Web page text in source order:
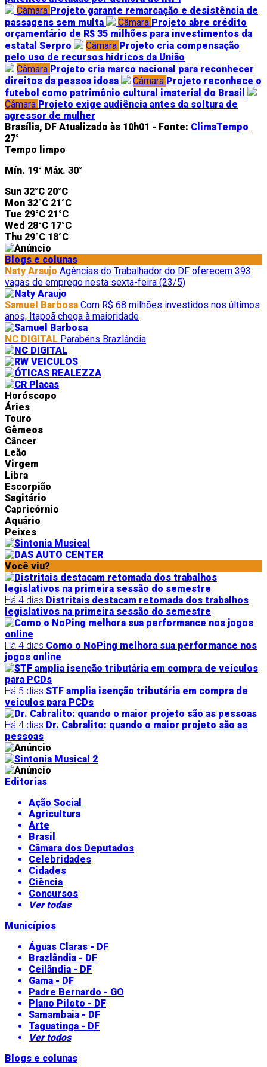
Câmara Projeto garante remarcação e desistência de
passagens sem multa
Câmara Projeto abre crédito
orçamentário de R$ 35 milhões para investimentos da
estatal Serpro
Câmara Projeto cria compensação
pelo uso de recursos hídricos da União
Câmara Projeto cria marco nacional para reconhecer
direitos da pessoa idosa
Câmara Projeto reconhece o
futebol como patrimônio cultural imaterial do Brasil
Câmara Projeto exige audiência antes da soltura de
agressor de mulher
Brasília, DF Atualizado às 10h01 - Fonte: ClimaTempo
27°
Tempo limpo
Mín. 19° Máx. 30°
Sun 32°C 20°C
Mon 32°C 21°C
Tue 29°C 21°C
Wed 28°C 17°C
Thu 29°C 18°C
Blogs e colunas
Naty Araujo Agências do Trabalhador do DF oferecem 393
vagas de emprego nesta sexta-feira (23/5)
Samuel Barbosa Com R$ 68 milhões investidos nos últimos
anos, Itapoã chega à maioridade
NC DIGITAL Parabéns Brazlândia
Horóscopo
Áries
Touro
Gêmeos
Câncer
Leão
Virgem
Libra
Escorpião
Sagitário
Capricórnio
Aquário
Peixes
Você viu?
Há 4 dias Distritais destacam retomada dos trabalhos
legislativos na primeira sessão do semestre
Há 4 dias Como o NoPing melhora sua performance nos
jogos online
Há 5 dias STF amplia isenção tributária em compra de
veículos para PCDs
Há 4 dias Dr. Cabralito: quando o maior projeto são as
pessoas
Editorias
Ação Social
Agricultura
Arte
Brasil
Câmara dos Deputados
Celebridades
Cidades
Ciência
Concursos
Ver todas
Municípios
Águas Claras - DF
Brazlândia - DF
Ceilândia - DF
Gama - DF
Padre Bernardo - GO
Plano Piloto - DF
Samambaia - DF
Taguatinga - DF
Ver todos
Blogs e colunas